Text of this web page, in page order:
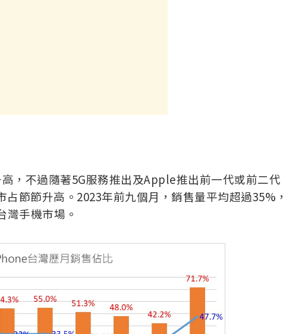
，不過隨著5G服務推出及Apple推出前一代或前二代
節節升高。2023年前九個月，銷售量平均超過35%，
灣手機市場。